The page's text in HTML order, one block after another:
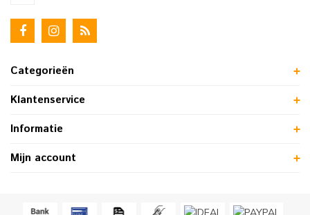
Categorieën
Klantenservice
Informatie
Mijn account